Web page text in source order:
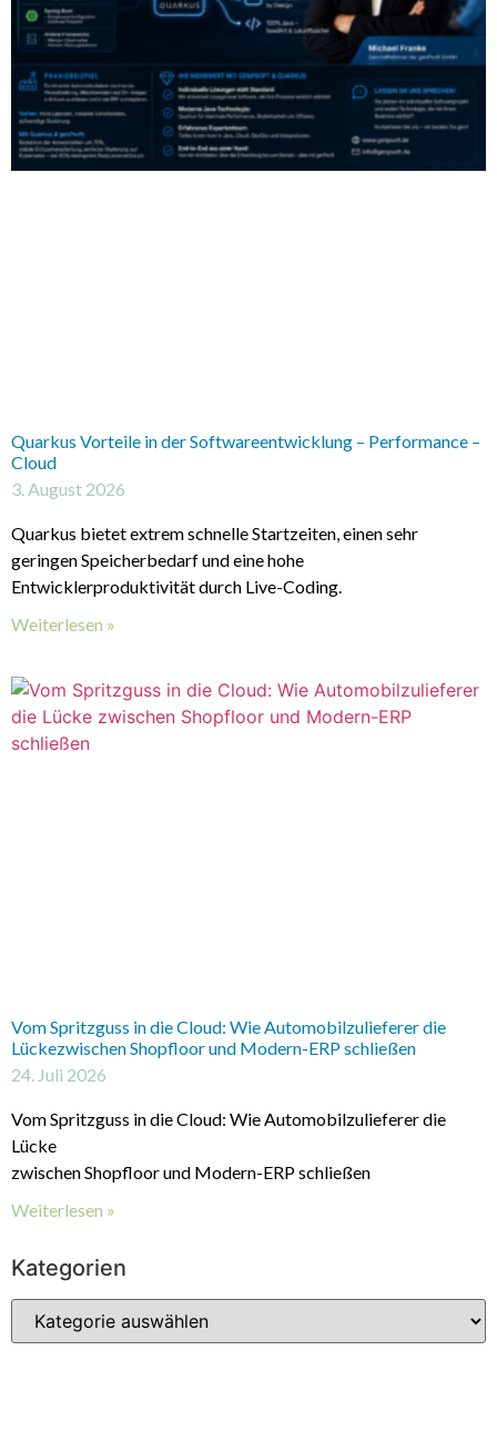
Quarkus Vorteile in der Softwareentwicklung – Performance –
Cloud
3. August 2026
Quarkus bietet extrem schnelle Startzeiten, einen sehr
geringen Speicherbedarf und eine hohe
Entwicklerproduktivität durch Live-Coding.
Weiterlesen »
Vom Spritzguss in die Cloud: Wie Automobilzulieferer die
Lückezwischen Shopfloor und Modern-ERP schließen
24. Juli 2026
Vom Spritzguss in die Cloud: Wie Automobilzulieferer die
Lücke
zwischen Shopfloor und Modern-ERP schließen
Weiterlesen »
Kategorien